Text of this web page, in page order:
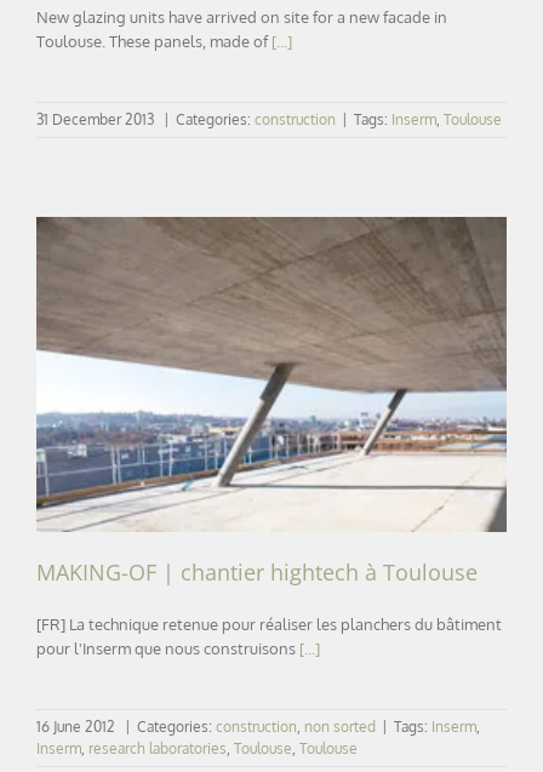
New glazing units have arrived on site for a new facade in
Toulouse. These panels, made of[...]
31 December 2013 Categories: construction Tags: Inserm, Toulouse
MAKING-OF | chantier hightech à Toulouse
MAKING-OF | chantier hightech à Toulouse
[FR] La technique retenue pour réaliser les planchers du bâtiment
pour l'Inserm que nous construisons [...]
16 June 2012 Categories: construction, non sorted Tags: Inserm,
Inserm, research laboratories, Toulouse, Toulouse